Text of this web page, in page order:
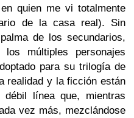
quien me vi totalmente
de la casa real). Sin
de los secundarios,
múltiples personajes
para su trilogía de
realidad y la ficción están
línea que, mientras
vez más, mezclándose